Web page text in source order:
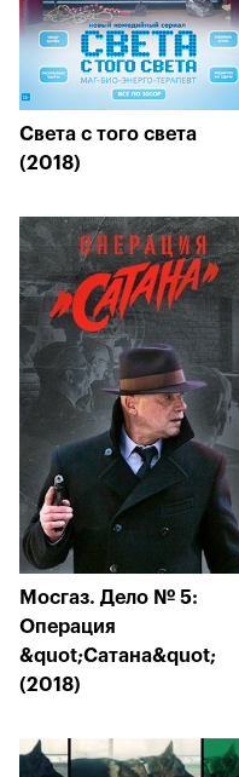
Света с того света
(2018)
Мосгаз. Дело № 5:
Операция
&quot;Сатана&quot;
(2018)